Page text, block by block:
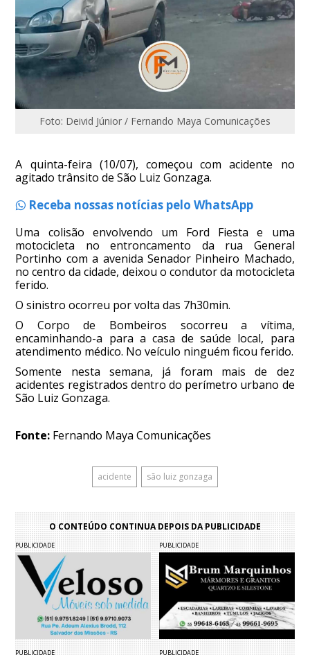
Foto: Deivid Júnior / Fernando Maya Comunicações
A quinta-feira (10/07), começou com acidente no
agitado trânsito de São Luiz Gonzaga.
Receba nossas notícias pelo WhatsApp
Uma colisão envolvendo um Ford Fiesta e uma
motocicleta no entroncamento da rua General
Portinho com a avenida Senador Pinheiro Machado,
no centro da cidade, deixou o condutor da motocicleta
ferido.
O sinistro ocorreu por volta das 7h30min.
O Corpo de Bombeiros socorreu a vítima,
encaminhando-a para a casa de saúde local, para
atendimento médico. No veículo ninguém ficou ferido.
Somente nesta semana, já foram mais de dez
acidentes registrados dentro do perímetro urbano de
São Luiz Gonzaga.
Fonte: Fernando Maya Comunicações
acidente são luiz gonzaga
O CONTEÚDO CONTINUA DEPOIS DA PUBLICIDADE
PUBLICIDADE PUBLICIDADE
PUBLICIDADE PUBLICIDADE